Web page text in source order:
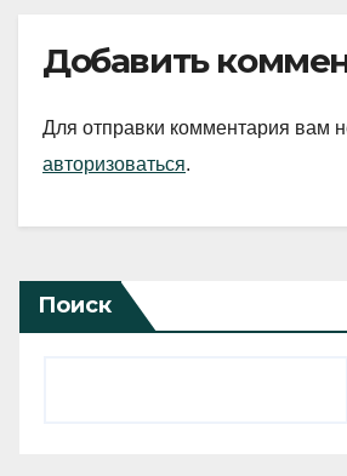
Добавить
Для отправки комментария вам
авторизоваться.
Поиск